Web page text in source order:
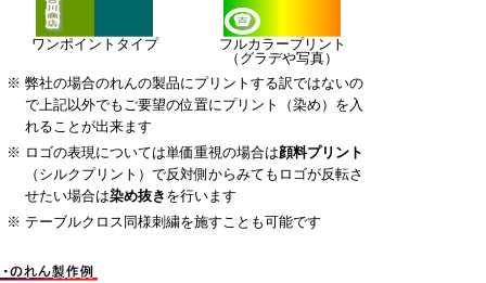
ワンポイントタイプ
フルカラープリント
（グラデや写真）
※ 弊社の場合のれんの製品にプリントする訳ではないの
で上記以外でもご要望の位置にプリント（染め）を入
れることが出来ます
※ ロゴの表現については単価重視の場合は顔料プリント
（シルクプリント）で反対側からみてもロゴが反転さ
せたい場合は染め抜き を行います
※ テーブルクロス同様刺繍を施すことも可能です